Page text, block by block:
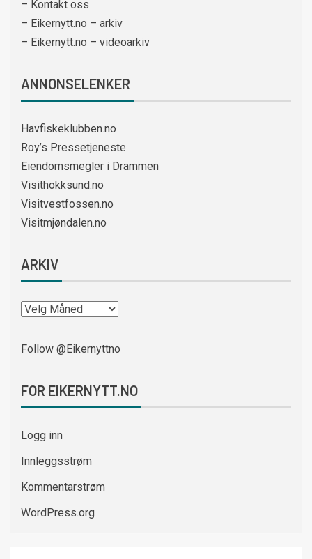
– Kontakt oss
– Eikernytt.no – arkiv
– Eikernytt.no – videoarkiv
ANNONSELENKER
Havfiskeklubben.no
Roy’s Pressetjeneste
Eiendomsmegler i Drammen
Visithokksund.no
Visitvestfossen.no
Visitmjøndalen.no
ARKIV
Follow @Eikernyttno
FOR EIKERNYTT.NO
Logg inn
Innleggsstrøm
Kommentarstrøm
WordPress.org